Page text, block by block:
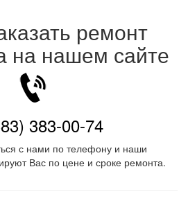
ремонт
на нашем сайте
383-00-74
с нами по телефону и наши
Вас по цене и сроке ремонта.